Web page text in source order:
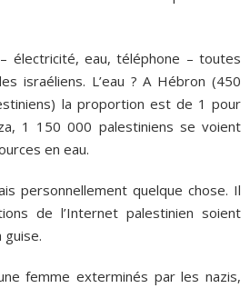
électricité, eau, téléphone – toutes
israéliens. L’eau ? A Hébron (450
la proportion est de 1 pour
1 150 000 palestiniens se voient
en eau.
personnellement quelque chose. Il
de l’Internet palestinien soient
guise.
femme exterminés par les nazis,